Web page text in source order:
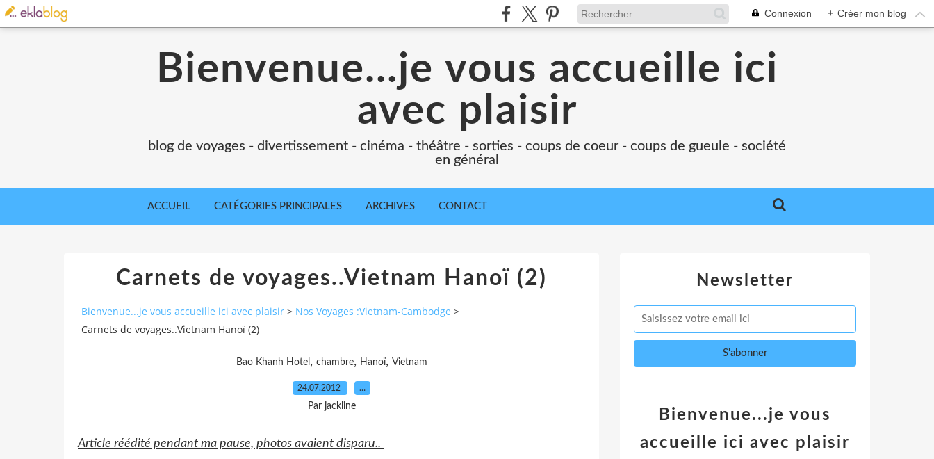
Connexion + Créer mon blog
Bienvenue...je vous accueille ici
avec plaisir
blog de voyages - divertissement - cinéma - théâtre - sorties - coups de coeur - coups de gueule - société
en général
ACCUEIL CATÉGORIES PRINCIPALES ARCHIVES CONTACT
Carnets de voyages..Vietnam Hanoï (2)
Bienvenue...je vous accueille ici avec plaisir > Nos Voyages :Vietnam-Cambodge >
Carnets de voyages..Vietnam Hanoï (2)
Bao Khanh Hotel, chambre, Hanoï, Vietnam
24.07.2012 …
Par jackline
Article réédité pendant ma pause, photos avaient disparu..
Newsletter
Bienvenue...je vous
accueille ici avec plaisir